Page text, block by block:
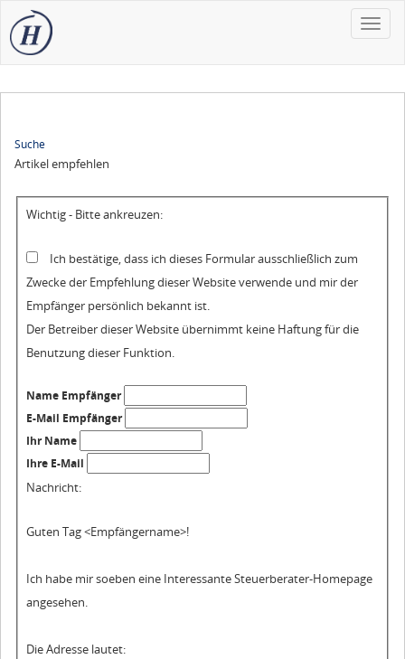
Toggle
Suche
Artikel empfehlen
Wichtig - Bitte ankreuzen:
Ich bestätige, dass ich dieses Formular ausschließlich zum
Zwecke der Empfehlung dieser Website verwende und mir der
Empfänger persönlich bekannt ist.
Der Betreiber dieser Website übernimmt keine Haftung für die
Benutzung dieser Funktion.
Name Empfänger
E-Mail Empfänger
Ihr Name
Ihre E-Mail
Nachricht:
Guten Tag<Empfängername>!
Ich habe mir soeben eine Interessante Steuerberater-Homepage
angesehen.
Die Adresse lautet: